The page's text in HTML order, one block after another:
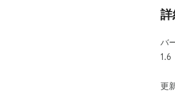
バ
1.6
更